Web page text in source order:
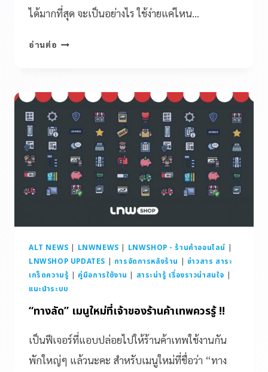
ได้มากที่สุด จะเป็นอย่างไร ใช้ง่ายแค่ไหน…
อ่านต่อ
ALT NEWS | LNWNEWS | LNWSHOP - ร้านค้าออนไลน์ |
LNWSHOP UPDATES | การจัดการหลังร้าน | ข่าวสาร สาระ
เกร็ดความรู้ | คู่มือการใช้งาน | สาระน่ารู้ เรื่องราวน่าสนใจ |
แนะนำระบบ
“ทางลัด” เมนูใหม่ที่เจ้าของร้านค้าเทพควรรู้ !!
เป็นฟีเจอร์ที่แอบปล่อยไปให้ร้านค้าเทพใช้งานกัน
พักใหญ่ๆ แล้วนะคะ สำหรับเมนูใหม่ที่ชื่อว่า “ทาง